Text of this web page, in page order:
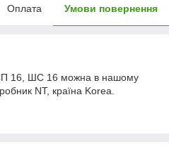
Оплата Умови повернення
16, ШС 16 можна в нашому
NT, країна Korea.